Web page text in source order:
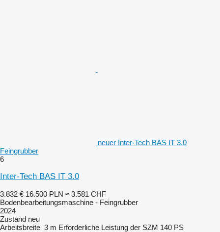
neuer Inter-Tech BAS IT 3.0
Feingrubber
6
Inter-Tech BAS IT 3.0
3.832 € 16.500 PLN ≈ 3.581 CHF
Bodenbearbeitungsmaschine - Feingrubber
2024
Zustand neu
Arbeitsbreite 3 m Erforderliche Leistung der SZM 140 PS